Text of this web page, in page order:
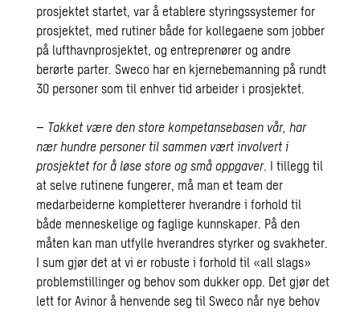
prosjektet startet, var å etablere styringssystemer for
prosjektet, med rutiner både for kollegaene som jobber
på lufthavnprosjektet, og entreprenører og andre
berørte parter. Sweco har en kjernebemanning på rundt
30 personer som til enhver tid arbeider i prosjektet.
– Takket være den store kompetansebasen vår, har
nær hundre personer til sammen vært involvert i
prosjektet for å løse store og små oppgaver. I tillegg til
at selve rutinene fungerer, må man et team der
medarbeiderne kompletterer hverandre i forhold til
både menneskelige og faglige kunnskaper. På den
måten kan man utfylle hverandres styrker og svakheter.
I sum gjør det at vi er robuste i forhold til «all slags»
problemstillinger og behov som dukker opp. Det gjør det
lett for Avinor å henvende seg til Sweco når nye behov